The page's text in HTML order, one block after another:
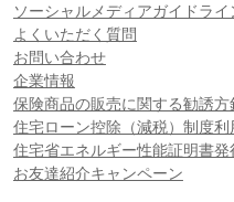
ソーシャルメディアガイドライ
よくいただく質問
お問い合わせ
企業情報
保険商品の販売に関する勧誘方
住宅ローン控除（減税）制度利
住宅省エネルギー性能証明書発
お友達紹介キャンペーン